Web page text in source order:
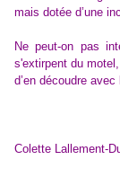
mais dotée d’une
Ne peut-on pas
s'extirpent du
d’en découdre avec
Colette Lallement-